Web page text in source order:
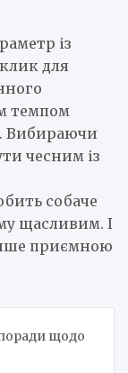
із
для
темпом
Вибираючи
чесним із
собаче
щасливим. І
приємною
щодо